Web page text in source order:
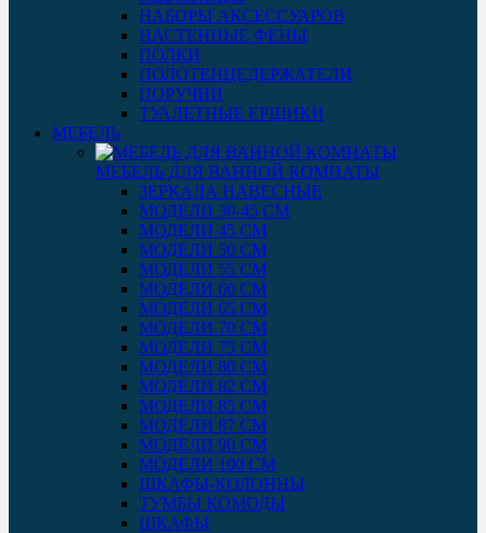
НАБОРЫ АКСЕССУАРОВ
НАСТЕННЫЕ ФЕНЫ
ПОЛКИ
ПОЛОТЕНЦЕДЕРЖАТЕЛИ
ПОРУЧНИ
ТУАЛЕТНЫЕ ЕРШИКИ
МЕБЕЛЬ
МЕБЕЛЬ ДЛЯ ВАННОЙ КОМНАТЫ
ЗЕРКАЛА НАВЕСНЫЕ
МОДЕЛИ 30-45 СМ
МОДЕЛИ 45 СМ
МОДЕЛИ 50 СМ
МОДЕЛИ 55 СМ
МОДЕЛИ 60 СМ
МОДЕЛИ 65 СМ
МОДЕЛИ 70 СМ
МОДЕЛИ 75 СМ
МОДЕЛИ 80 СМ
МОДЕЛИ 82 СМ
МОДЕЛИ 85 СМ
МОДЕЛИ 87 СМ
МОДЕЛИ 90 СМ
МОДЕЛИ 100 СМ
ШКАФЫ-КОЛОННЫ
ТУМБЫ КОМОДЫ
ШКАФЫ